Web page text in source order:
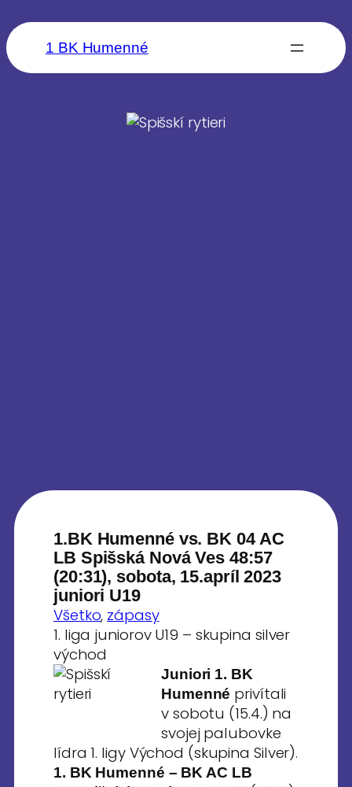
1 BK Humenné
1.BK Humenné vs. BK 04 AC
LB Spišská Nová Ves 48:57
(20:31), sobota, 15.apríl 2023
juniori U19
Všetko, zápasy
1. liga juniorov U19 – skupina silver
východ
Juniori 1. BK
Humenné privítali
v sobotu (15.4.) na
svojej palubovke
lídra 1. ligy Východ (skupina Silver).
1. BK Humenné – BK AC LB